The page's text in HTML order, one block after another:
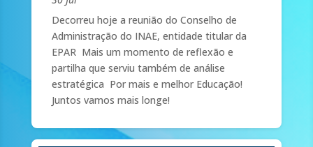
Decorreu hoje a reunião do Conselho de
Administração do INAE, entidade titular da
EPAR Mais um momento de reflexão e
partilha que serviu também de análise
estratégica Por mais e melhor Educação!
Juntos vamos mais longe!